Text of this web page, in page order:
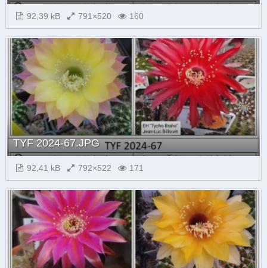
92,39 kB 791×520 160
TYF 2024-67.JPG
92,41 kB 792×522 171